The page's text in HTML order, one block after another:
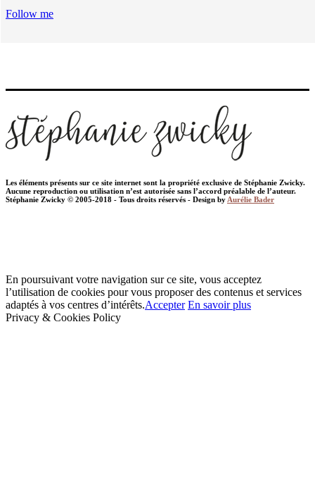
Follow me
Les éléments présents sur ce site internet sont la propriété exclusive de Stéphanie Zwicky.
Aucune reproduction ou utilisation n’est autorisée sans l’accord préalable de l’auteur.
Stéphanie Zwicky © 2005-2018 - Tous droits réservés - Design byAurélie Bader
En poursuivant votre navigation sur ce site, vous acceptez
l’utilisation de cookies pour vous proposer des contenus et services
adaptés à vos centres d’intérêts.Accepter En savoir plus
Privacy & Cookies Policy